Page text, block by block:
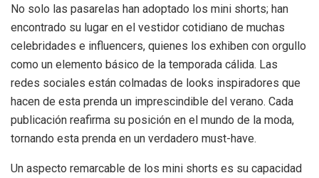
No solo las pasarelas han adoptado los mini shorts; han
encontrado su lugar en el vestidor cotidiano de muchas
celebridades e influencers, quienes los exhiben con orgullo
como un elemento básico de la temporada cálida. Las
redes sociales están colmadas de looks inspiradores que
hacen de esta prenda un imprescindible del verano. Cada
publicación reafirma su posición en el mundo de la moda,
tornando esta prenda en un verdadero must-have.
Un aspecto remarcable de los mini shorts es su capacidad